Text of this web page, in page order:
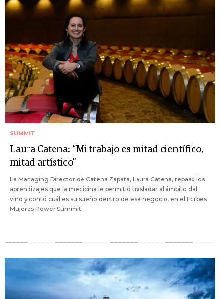
SUMMIT
Laura Catena: “Mi trabajo es mitad científico,
mitad artístico”
La Managing Director de Catena Zapata, Laura Catena, repasó los
aprendizajes que la medicina le permitió trasladar al ámbito del
vino y contó cuál es su sueño dentro de ese negocio, en el Forbes
Mujeres Power Summit.